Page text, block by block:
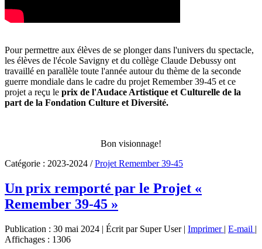
Pour permettre aux élèves de se plonger dans l'univers du spectacle,
les élèves de l'école Savigny et du collège Claude Debussy ont
travaillé en parallèle toute l'année autour du thème de la seconde
guerre mondiale dans le cadre du projet Remember 39-45 et ce
projet a reçu le prix de l'Audace Artistique et Culturelle de la
part de la Fondation Culture et Diversité.
Bon visionnage!
Catégorie : 2023-2024 /Projet Remember 39-45
Un prix remporté par le Projet «
Remember 39-45 »
Publication : 30 mai 2024 | Écrit par Super User| Imprimer | E-mail |
Affichages : 1306